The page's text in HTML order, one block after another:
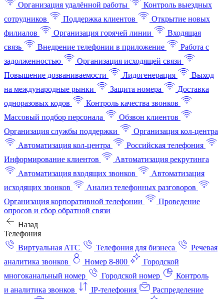
Организация удалённой работы
Контроль выездных
сотрудников
Поддержка клиентов
Открытие новых
филиалов
Организация горячей линии
Входящая
связь
Внедрение телефонии в приложение
Работа с
задолженностью
Организация исходящей связи
Повышение дозваниваемости
Лидогенерация
Выход
на международные рынки
Защита номера
Доставка
одноразовых кодов
Контроль качества звонков
Массовый подбор персонала
Обзвон клиентов
Организация службы поддержки
Организация кол-центра
Автоматизация кол-центра
Российская телефония
Информирование клиентов
Автоматизация рекрутинга
Автоматизация входящих звонков
Автоматизация
исходящих звонков
Анализ телефонных разговоров
Организация корпоративной телефонии
Проведение
опросов и сбор обратной связи
Назад
Телефония
Виртуальная АТС
Телефония для бизнеса
Речевая
аналитика звонков
Номер 8-800
Городской
многоканальный номер
Городской номер
Контроль
и аналитика звонков
IP-телефония
Распределение